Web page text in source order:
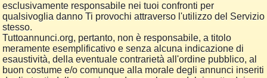
esclusivamente responsabile nei tuoi confronti per
qualsivoglia danno Ti provochi attraverso l'utilizzo del Servizio
stesso.
Tuttoannunci.org, pertanto, non è responsabile, a titolo
meramente esemplificativo e senza alcuna indicazione di
esaustività, della eventuale contrarietà all'ordine pubblico, al
buon costume e/o comunque alla morale degli annunci inseriti